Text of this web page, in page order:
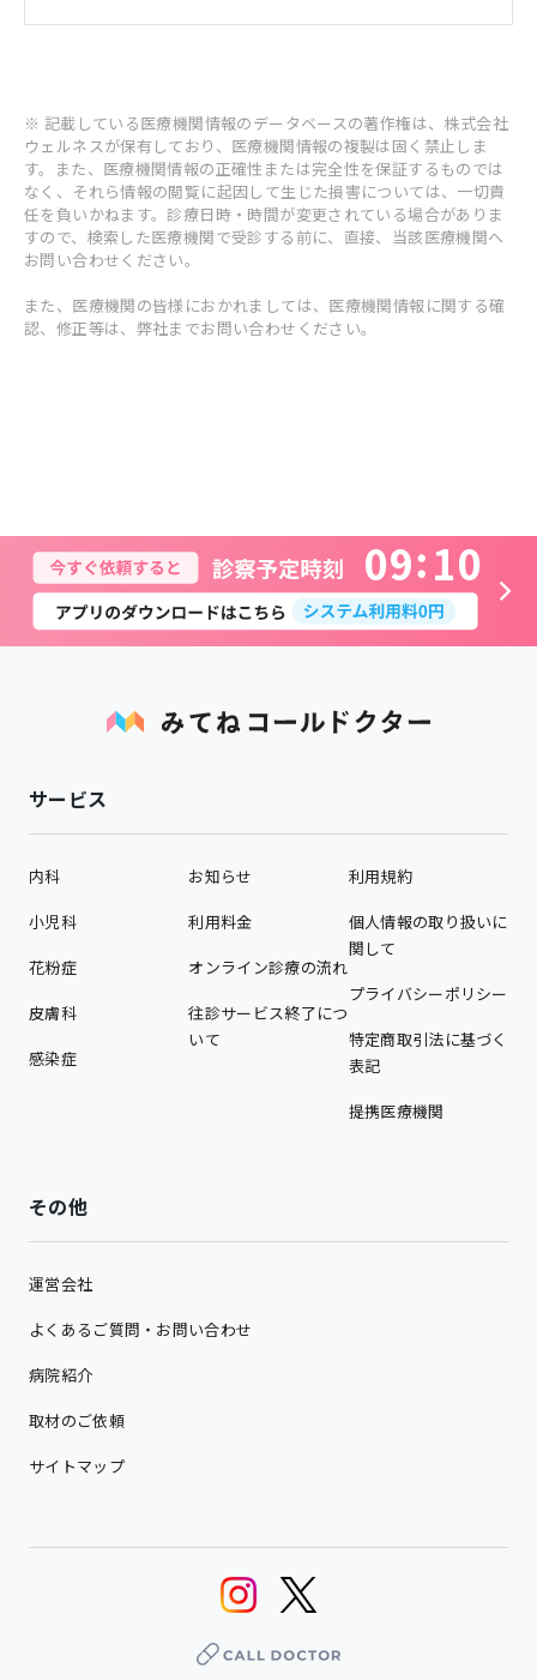
※ 記載している医療機関情報のデータベースの著作権は、株式会社
ウェルネスが保有しており、医療機関情報の複製は固く禁止しま
す。また、医療機関情報の正確性または完全性を保証するものでは
なく、それら情報の閲覧に起因して生じた損害については、一切責
任を負いかねます。診療日時・時間が変更されている場合がありま
すので、検索した医療機関で受診する前に、直接、当該医療機関へ
お問い合わせください。
また、医療機関の皆様におかれましては、医療機関情報に関する確
認、修正等は、弊社までお問い合わせください。
09 10
サービス
内科
小児科
花粉症
皮膚科
感染症
お知らせ
利用料金
オンライン診療の流れ
往診サービス終了につ
いて
利用規約
個人情報の取り扱いに
関して
プライバシーポリシー
特定商取引法に基づく
表記
提携医療機関
その他
運営会社
よくあるご質問・お問い合わせ
病院紹介
取材のご依頼
サイトマップ